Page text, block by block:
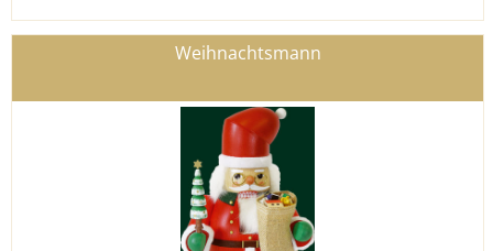
Weihnachtsmann